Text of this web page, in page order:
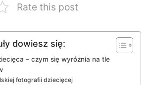
Rate this post
dowiesz się:
– czym się wyróżnia na tle
fotografii dziecięcej